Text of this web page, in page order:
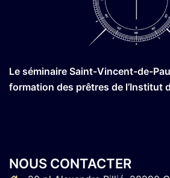
Le séminaire Saint-Vincent-de-
formation des prêtres de l’Institut
NOUS CONTACTER